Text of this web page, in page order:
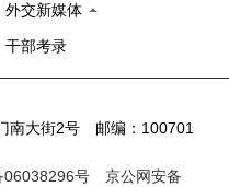
外交新媒体
干部考录
南大街2号 邮编：100701
06038296号
京公网安备